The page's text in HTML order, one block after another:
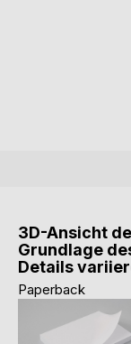
3D-Ansicht
Grundlage
Details
Paperback